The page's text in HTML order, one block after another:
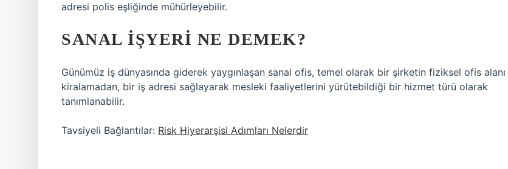
adresi polis eşliğinde mühürleyebilir.
SANAL IŞYERI NE DEMEK?
Günümüz iş dünyasında giderek yaygınlaşan sanal ofis, temel olarak bir şirketin fiziksel ofis alanı
kiralamadan, bir iş adresi sağlayarak mesleki faaliyetlerini yürütebildiği bir hizmet türü olarak
tanımlanabilir.
Tavsiyeli Bağlantılar: Risk Hiyerarşisi Adımları Nelerdir